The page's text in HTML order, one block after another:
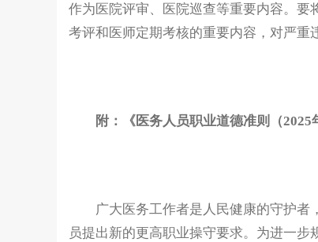
作为医院评审、医院巡查等重要内容。
考评和医师定期考核的重要内容，对严重
附：《医务人员职业道德准则（2025
广大医务工作者是人民健康的守护者
员提出新的更高职业操守要求。为进一